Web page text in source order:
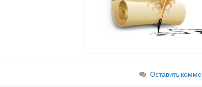
Оставить